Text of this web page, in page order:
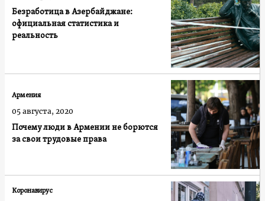
Безработица в Азербайджане:
официальная статистика и
реальность
Почему люди в Армении не борются
за свои трудовые права
Армения
05 августа, 2020
Коронавирус